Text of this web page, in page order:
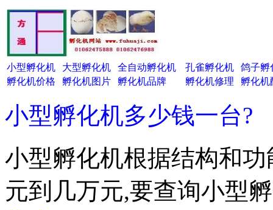
小型孵化机 大型孵化机 全自动孵化机 孔雀孵化机
鸽子孵
孵化机价格
孵化机图片 孵化机品牌 孵化机修理 孵化机
小型孵化机多少钱一台?
小型孵化机根据结构和
元到几万元,要查询小型